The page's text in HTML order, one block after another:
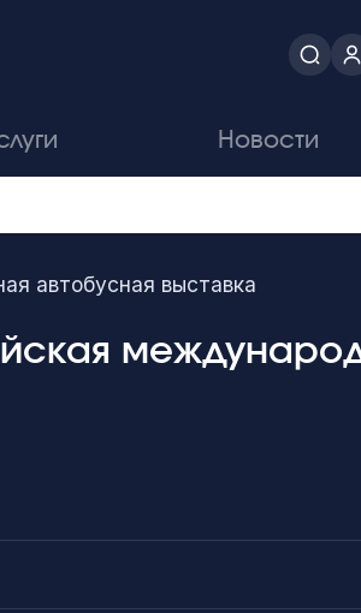
Новости
автобусная выставка